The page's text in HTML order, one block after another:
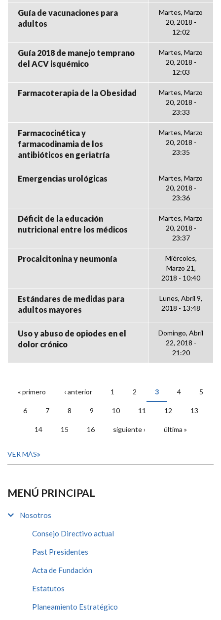
Guía de vacunaciones para
adultos
Martes, Marzo
20, 2018 -
12:02
Guía 2018 de manejo temprano
del ACV isquémico
Martes, Marzo
20, 2018 -
12:03
Farmacoterapia de la Obesidad
Martes, Marzo
20, 2018 -
23:33
Farmacocinética y
farmacodinamia de los
antibióticos en geriatría
Martes, Marzo
20, 2018 -
23:35
Emergencias urológicas
Martes, Marzo
20, 2018 -
23:36
Déficit de la educación
nutricional entre los médicos
Martes, Marzo
20, 2018 -
23:37
Procalcitonina y neumonía
Miércoles,
Marzo 21,
2018 - 10:40
Estándares de medidas para
adultos mayores
Lunes, Abril 9,
2018 - 13:48
Uso y abuso de opiodes en el
dolor crónico
Domingo, Abril
22, 2018 -
21:20
PÁGINAS
« primero ‹ anterior 1 2 3 4 5
6 7 8 9 10 11 12 13
14 15 16 siguiente › última »
VER MÁS
MENÚ PRINCIPAL
Nosotros
Consejo Directivo actual
Past Presidentes
Acta de Fundación
Estatutos
Planeamiento Estratégico